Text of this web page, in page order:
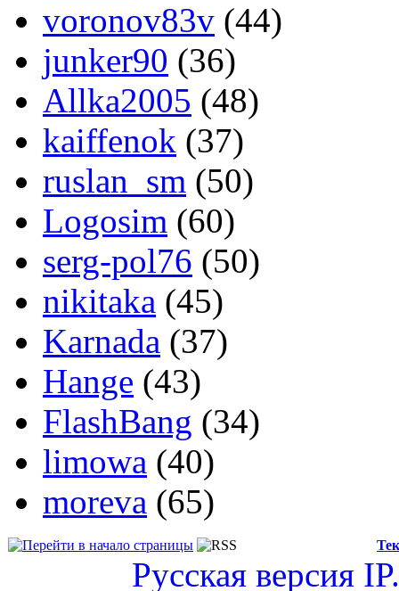
voronov83v (44)
junker90 (36)
Allka2005 (48)
kaiffenok (37)
ruslan_sm (50)
Logosim (60)
serg-pol76 (50)
nikitaka (45)
Karnada (37)
Hange (43)
FlashBang (34)
limowa (40)
moreva (65)
Русская версия